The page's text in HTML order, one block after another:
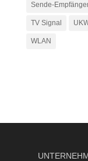
Sende-
TV Signal
WLAN